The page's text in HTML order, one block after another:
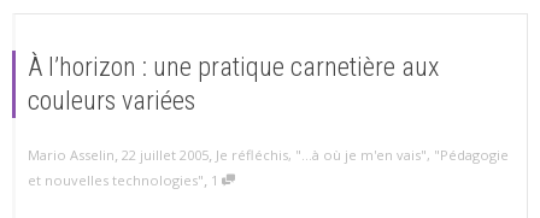
À l’horizon : une pratique carnetière aux
couleurs variées
Mario Asselin, 22 juillet 2005, Je réfléchis, "...à où je m'en vais", "Pédagogie
et nouvelles technologies", 1